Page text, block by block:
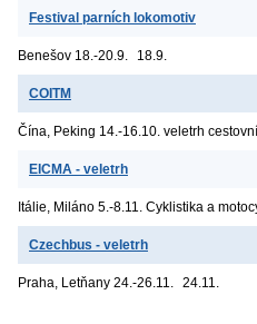
Festival parních lokomotiv
Benešov 18.-20.9. 18.9.
COITM
Čína, Peking 14.-16.10. veletrh
EICMA - veletrh
Itálie, Miláno 5.-8.11. Cyklistika a
Czechbus - veletrh
Praha, Letňany 24.-26.11. 24.11.